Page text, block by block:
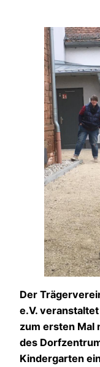
Der
e.V.
zum ersten Mal
des
Kindergarten